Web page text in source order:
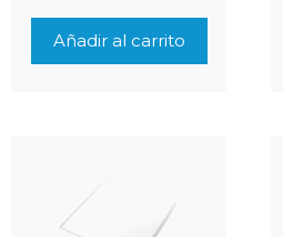
Añadir al carrito